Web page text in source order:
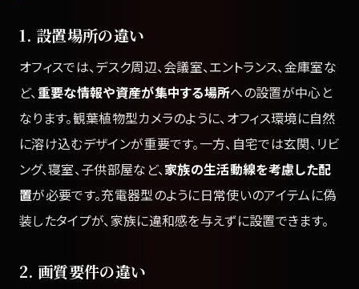
1. 設置場所の違い
オフィスでは、デスク周辺、会議室、エントランス、金庫室な
ど、重要な情報や資産が集中する場所への設置が中心と
なります。観葉植物型カメラのように、オフィス環境に自然
に溶け込むデザインが重要です。一方、自宅では玄関、リビ
ング、寝室、子供部屋など、家族の生活動線を考慮した配
置が必要です。充電器型のように日常使いのアイテムに偽
装したタイプが、家族に違和感を与えずに設置できます。
2. 画質要件の違い